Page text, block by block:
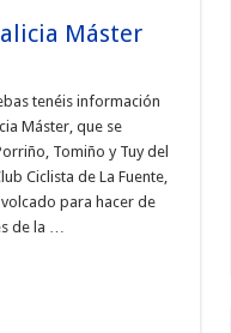
Máster
tenéis información
Máster, que se
Tomiño y Tuy del
Ciclista de La Fuente,
para hacer de
de la …